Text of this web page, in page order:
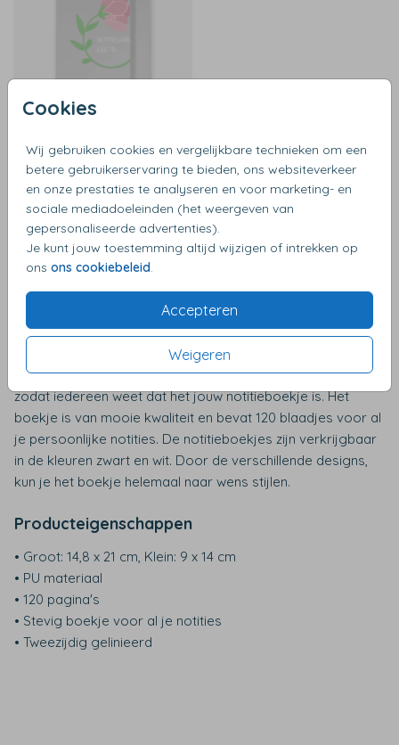
Cookies
Wij gebruiken cookies en vergelijkbare technieken om een
betere gebruikerservaring te bieden, ons websiteverkeer
en onze prestaties te analyseren en voor marketing- en
sociale mediadoeleinden (het weergeven van
gepersonaliseerde advertenties).
Je kunt jouw toestemming altijd wijzigen of intrekken op
ons ons cookiebeleid.
Accepteren
Weigeren
€ 17,99
Notitieboekje bedrukken met eigen logo
Je kan dit notitieboekje helemaal ontwerpen zoals jij het
wilt. Misschien wil je een inspirerende quote, een belangrijke
herinnering of een grappige anekdote toevoegen. Of
misschien wil je gewoon je naam op de voorkant hebben,
zodat iedereen weet dat het jouw notitieboekje is. Het
boekje is van mooie kwaliteit en bevat 120 blaadjes voor al
je persoonlijke notities. De notitieboekjes zijn verkrijgbaar
in de kleuren zwart en wit. Door de verschillende designs,
kun je het boekje helemaal naar wens stijlen.
Producteigenschappen
• Groot: 14,8 x 21 cm, Klein: 9 x 14 cm
• PU materiaal
• 120 pagina's
• Stevig boekje voor al je notities
• Tweezijdig gelinieerd